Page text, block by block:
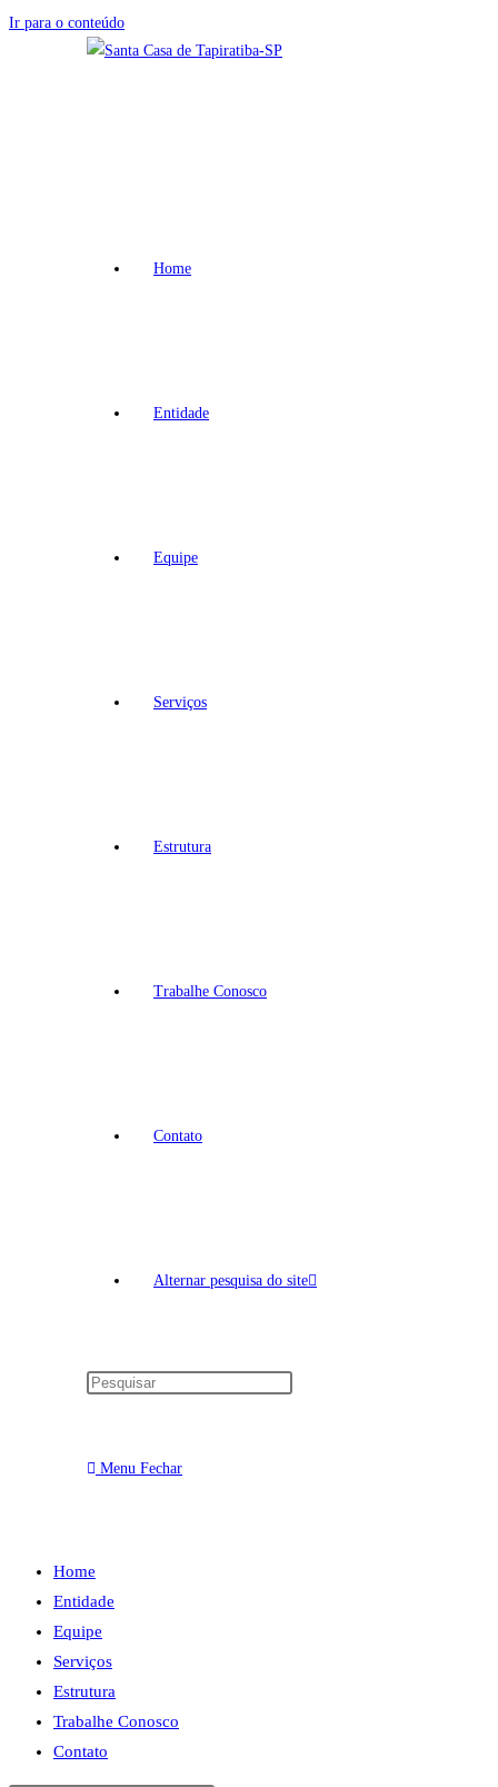
Ir para o conteúdo
Home
Entidade
Equipe
Serviços
Estrutura
Trabalhe Conosco
Contato
Alternar pesquisa do site
Menu Fechar
Home
Entidade
Equipe
Serviços
Estrutura
Trabalhe Conosco
Contato